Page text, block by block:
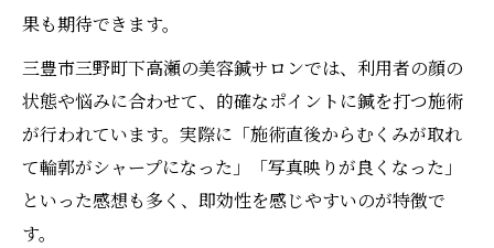
果も期待できます。
三豊市三野町下高瀬の美容鍼サロンでは、利用者の顔の
状態や悩みに合わせて、的確なポイントに鍼を打つ施術
が行われています。実際に「施術直後からむくみが取れ
て輪郭がシャープになった」「写真映りが良くなった」
といった感想も多く、即効性を感じやすいのが特徴で
す。